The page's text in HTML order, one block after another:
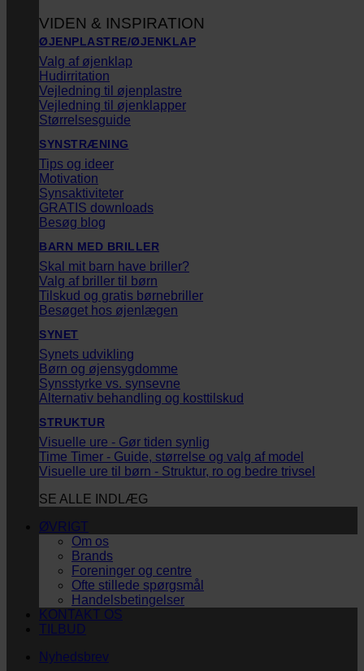
VIDEN & INSPIRATION
ØJENPLASTRE/ØJENKLAP
Valg af øjenklap
Hudirritation
Vejledning til øjenplastre
Vejledning til øjenklapper
Størrelsesguide
SYNSTRÆNING
Tips og ideer
Motivation
Synsaktiviteter
GRATIS downloads
Besøg blog
BARN MED BRILLER
Skal mit barn have briller?
Valg af briller til børn
Tilskud og gratis børnebriller
Besøget hos øjenlægen
SYNET
Synets udvikling
Børn og øjensygdomme
Synsstyrke vs. synsevne
Alternativ behandling og kosttilskud
STRUKTUR
Visuelle ure - Gør tiden synlig
Time Timer - Guide, størrelse og valg af model
Visuelle ure til børn - Struktur, ro og bedre trivsel
SE ALLE INDLÆG
ØVRIGT
Om os
Brands
Foreninger og centre
Ofte stillede spørgsmål
Handelsbetingelser
KONTAKT OS
TILBUD
Nyhedsbrev